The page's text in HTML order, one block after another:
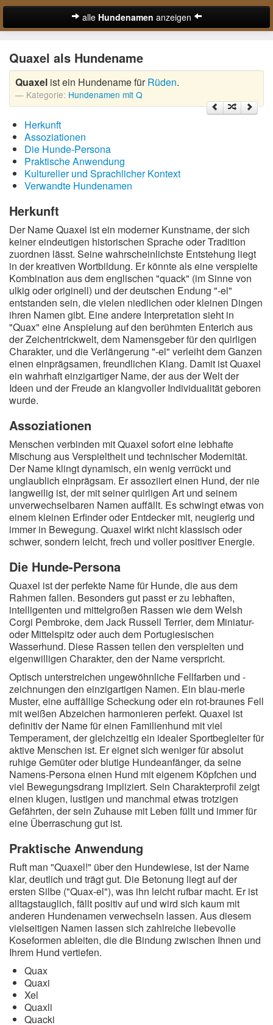
alle Hundenamen anzeigen
Hundenamen für Rüden
Hundenamen für Hündinnen
Beliebteste Hundenamen
Coole Hundenamen
Englische Hundenamen
Lustige Hundenamen
Süße Hundenamen
Hundenamen von A-Z:
A
B C D E F G H
I
J
K L M N O P Q
R
S
T U V W X Y Z
Suche
Quaxel als Hundename
Quaxel ist ein Hundename fürRüden.
Kategorie: Hundenamen mit Q
Herkunft
Assoziationen
Die Hunde-Persona
Praktische Anwendung
Kultureller und Sprachlicher Kontext
Verwandte Hundenamen
Herkunft
Der Name Quaxel ist ein moderner Kunstname, der sich
keiner eindeutigen historischen Sprache oder Tradition
zuordnen lässt. Seine wahrscheinlichste Entstehung liegt
in der kreativen Wortbildung. Er könnte als eine verspielte
Kombination aus dem englischen "quack" (im Sinne von
ulkig oder originell) und der deutschen Endung "-el"
entstanden sein, die vielen niedlichen oder kleinen Dingen
ihren Namen gibt. Eine andere Interpretation sieht in
"Quax" eine Anspielung auf den berühmten Enterich aus
der Zeichentrickwelt, dem Namensgeber für den quirligen
Charakter, und die Verlängerung "-el" verleiht dem Ganzen
einen einprägsamen, freundlichen Klang. Damit ist Quaxel
ein wahrhaft einzigartiger Name, der aus der Welt der
Ideen und der Freude an klangvoller Individualität geboren
wurde.
Assoziationen
Menschen verbinden mit Quaxel sofort eine lebhafte
Mischung aus Verspieltheit und technischer Modernität.
Der Name klingt dynamisch, ein wenig verrückt und
unglaublich einprägsam. Er assoziiert einen Hund, der nie
langweilig ist, der mit seiner quirligen Art und seinem
unverwechselbaren Namen auffällt. Es schwingt etwas von
einem kleinen Erfinder oder Entdecker mit, neugierig und
immer in Bewegung. Quaxel wirkt nicht klassisch oder
schwer, sondern leicht, frech und voller positiver Energie.
Die Hunde-Persona
Quaxel ist der perfekte Name für Hunde, die aus dem
Rahmen fallen. Besonders gut passt er zu lebhaften,
intelligenten und mittelgroßen Rassen wie dem Welsh
Corgi Pembroke, dem Jack Russell Terrier, dem Miniatur-
oder Mittelspitz oder auch dem Portugiesischen
Wasserhund. Diese Rassen teilen den verspielten und
eigenwilligen Charakter, den der Name verspricht.
Optisch unterstreichen ungewöhnliche Fellfarben und -
zeichnungen den einzigartigen Namen. Ein blau-merle
Muster, eine auffällige Scheckung oder ein rot-braunes Fell
mit weißen Abzeichen harmonieren perfekt. Quaxel ist
definitiv der Name für einen Familienhund mit viel
Temperament, der gleichzeitig ein idealer Sportbegleiter für
aktive Menschen ist. Er eignet sich weniger für absolut
ruhige Gemüter oder blutige Hundeanfänger, da seine
Namens-Persona einen Hund mit eigenem Köpfchen und
viel Bewegungsdrang impliziert. Sein Charakterprofil zeigt
einen klugen, lustigen und manchmal etwas trotzigen
Gefährten, der sein Zuhause mit Leben füllt und immer für
eine Überraschung gut ist.
Praktische Anwendung
Ruft man "Quaxel!" über den Hundewiese, ist der Name
klar, deutlich und trägt gut. Die Betonung liegt auf der
ersten Silbe ("Quax-el"), was ihn leicht rufbar macht. Er ist
alltagstauglich, fällt positiv auf und wird sich kaum mit
anderen Hundenamen verwechseln lassen. Aus diesem
vielseitigen Namen lassen sich zahlreiche liebevolle
Koseformen ableiten, die die Bindung zwischen Ihnen und
Ihrem Hund vertiefen.
Quax
Quaxi
Xel
Quaxli
Quacki